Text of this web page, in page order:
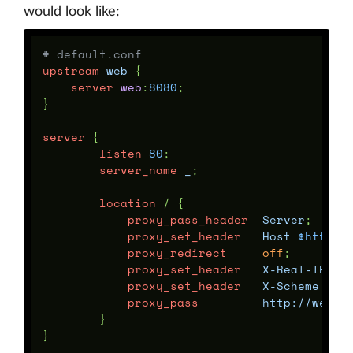
would look like:
# default.conf
upstream web {
server web : 8080 ;
}
server {
listen 80 ;
server_name
;
location /
{
proxy_pass_header
Server ;
proxy_set_header
Host
proxy_redirect
off ;
proxy_set_header
X-Real-IP
proxy_set_header
X-Scheme
proxy_pass
http://web/
}
}